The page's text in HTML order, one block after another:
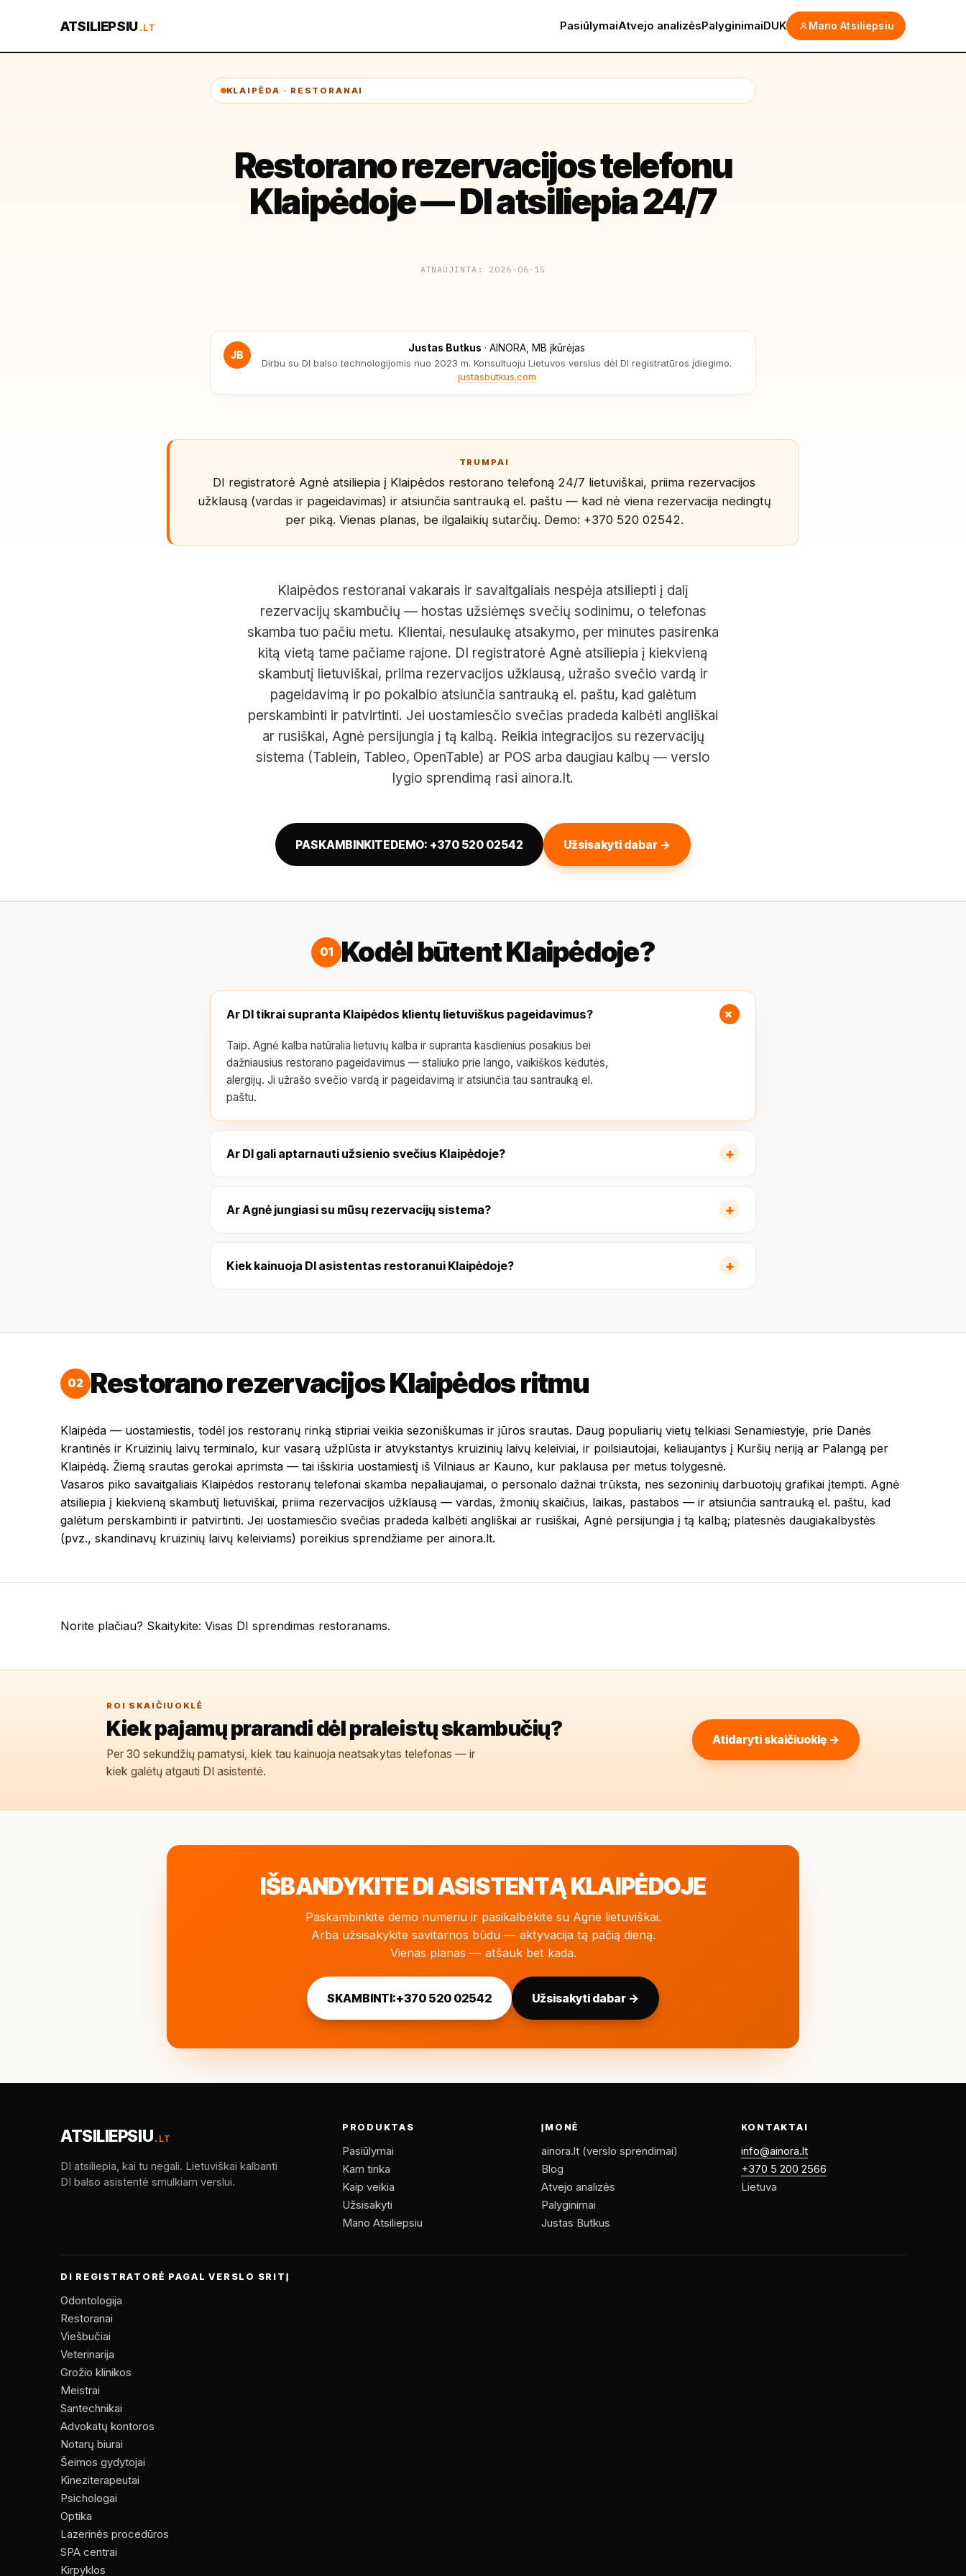
ATSILIEPSIU.LT PasiūlymaiAtvejo analizėsPalyginimaiDUK Mano Atsiliepsiu
KLAIPĖDA · RESTORANAI
Restorano rezervacijos telefonu
Klaipėdoje — DI atsiliepia 24/7
ATNAUJINTA: 2026-06-15
JB
Justas Butkus · AINORA, MB įkūrėjas
Dirbu su DI balso technologijomis nuo 2023 m. Konsultuoju Lietuvos verslus dėl DI registratūros įdiegimo.
justasbutkus.com
TRUMPAI
DI registratorė Agnė atsiliepia į Klaipėdos restorano telefoną 24/7 lietuviškai, priima rezervacijos
užklausą (vardas ir pageidavimas) ir atsiunčia santrauką el. paštu — kad nė viena rezervacija nedingtų
per piką. Vienas planas, be ilgalaikių sutarčių. Demo: +370 520 02542.
Klaipėdos restoranai vakarais ir savaitgaliais nespėja atsiliepti į dalį
rezervacijų skambučių — hostas užsiėmęs svečių sodinimu, o telefonas
skamba tuo pačiu metu. Klientai, nesulaukę atsakymo, per minutes pasirenka
kitą vietą tame pačiame rajone. DI registratorė Agnė atsiliepia į kiekvieną
skambutį lietuviškai, priima rezervacijos užklausą, užrašo svečio vardą ir
pageidavimą ir po pokalbio atsiunčia santrauką el. paštu, kad galėtum
perskambinti ir patvirtinti. Jei uostamiesčio svečias pradeda kalbėti angliškai
ar rusiškai, Agnė persijungia į tą kalbą. Reikia integracijos su rezervacijų
sistema (Tablein, Tableo, OpenTable) ar POS arba daugiau kalbų — verslo
lygio sprendimą rasi ainora.lt.
PASKAMBINKITEDEMO: +370 520 02542 Užsisakyti dabar →
01 Kodėl būtent Klaipėdoje?
Ar DI tikrai supranta Klaipėdos klientų lietuviškus pageidavimus? +
Taip. Agnė kalba natūralia lietuvių kalba ir supranta kasdienius posakius bei
dažniausius restorano pageidavimus — staliuko prie lango, vaikiškos kėdutės,
alergijų. Ji užrašo svečio vardą ir pageidavimą ir atsiunčia tau santrauką el.
paštu.
Ar DI gali aptarnauti užsienio svečius Klaipėdoje? +
Ar Agnė jungiasi su mūsų rezervacijų sistema? +
Kiek kainuoja DI asistentas restoranui Klaipėdoje? +
02 Restorano rezervacijos Klaipėdos ritmu
Klaipėda — uostamiestis, todėl jos restoranų rinką stipriai veikia sezoniškumas ir jūros srautas. Daug populiarių vietų telkiasi Senamiestyje, prie Danės
krantinės ir Kruizinių laivų terminalo, kur vasarą užplūsta ir atvykstantys kruizinių laivų keleiviai, ir poilsiautojai, keliaujantys į Kuršių neriją ar Palangą per
Klaipėdą. Žiemą srautas gerokai aprimsta — tai išskiria uostamiestį iš Vilniaus ar Kauno, kur paklausa per metus tolygesnė.
Vasaros piko savaitgaliais Klaipėdos restoranų telefonai skamba nepaliaujamai, o personalo dažnai trūksta, nes sezoninių darbuotojų grafikai įtempti. Agnė
atsiliepia į kiekvieną skambutį lietuviškai, priima rezervacijos užklausą — vardas, žmonių skaičius, laikas, pastabos — ir atsiunčia santrauką el. paštu, kad
galėtum perskambinti ir patvirtinti. Jei uostamiesčio svečias pradeda kalbėti angliškai ar rusiškai, Agnė persijungia į tą kalbą; platesnės daugiakalbystės
(pvz., skandinavų kruizinių laivų keleiviams) poreikius sprendžiame per ainora.lt.
Norite plačiau? Skaitykite: Visas DI sprendimas restoranams.
ROI SKAIČIUOKLĖ
Kiek pajamų prarandi dėl praleistų skambučių?
Per 30 sekundžių pamatysi, kiek tau kainuoja neatsakytas telefonas — ir
kiek galėtų atgauti DI asistentė.
Atidaryti skaičiuoklę →
IŠBANDYKITE DI ASISTENTĄ KLAIPĖDOJE
Paskambinkite demo numeriu ir pasikalbėkite su Agne lietuviškai.
Arba užsisakykite savitarnos būdu — aktyvacija tą pačią dieną.
Vienas planas — atšauk bet kada.
SKAMBINTI:+370 520 02542 Užsisakyti dabar →
ATSILIEPSIU.LT
DI atsiliepia, kai tu negali. Lietuviškai kalbanti
DI balso asistentė smulkiam verslui.
PRODUKTAS
Pasiūlymai
Kam tinka
Kaip veikia
Užsisakyti
Mano Atsiliepsiu
ĮMONĖ
ainora.lt (verslo sprendimai)
Blog
Atvejo analizės
Palyginimai
Justas Butkus
KONTAKTAI
info@ainora.lt
+370 5 200 2566
Lietuva
DI REGISTRATORĖ PAGAL VERSLO SRITĮ
Odontologija
Restoranai
Viešbučiai
Veterinarija
Grožio klinikos
Meistrai
Santechnikai
Advokatų kontoros
Notarų biurai
Šeimos gydytojai
Kineziterapeutai
Psichologai
Optika
Lazerinės procedūros
SPA centrai
Kirpyklos